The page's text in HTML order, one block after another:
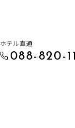
ホテル直通
088-820-